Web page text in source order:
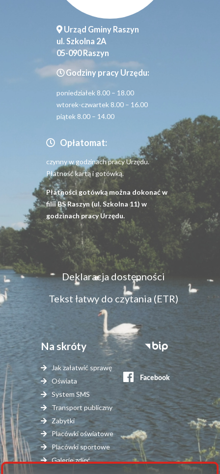
Urząd Gminy Raszyn
ul. Szkolna 2A
05-090 Raszyn
Godziny pracy Urzędu:
poniedziałek 8.00 – 18.00
wtorek-czwartek 8.00 – 16.00
piątek 8.00 – 14.00
Opłatomat:
czynny w godzinach pracy Urzędu.
Płatność kartą i gotówką.
Płatności gotówką można dokonać w
filii BS Raszyn (ul. Szkolna 11) w
godzinach pracy Urzędu.
Menu
dostępność
Deklaracja dostępności
Tekst łatwy do czytania (ETR)
Na skróty
Jak załatwić sprawę
Oświata
System SMS
Transport publiczny
Zabytki
Placówki oświatowe
Placówki sportowe
Galerie zdjęć
Stopka
serwisy
zewnętrzne